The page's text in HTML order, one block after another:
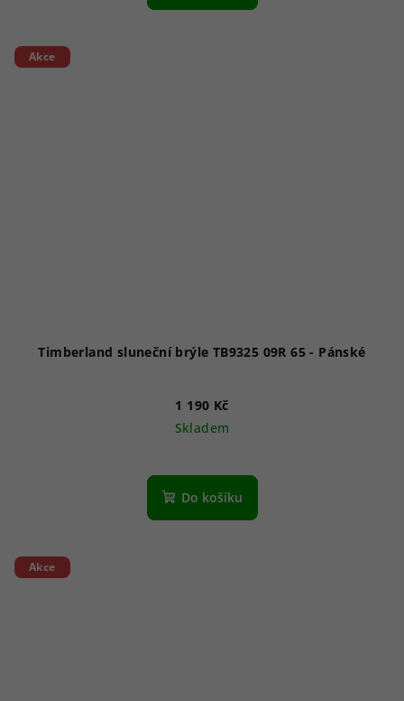
Akce
Timberland sluneční brýle TB9325 09R 65 - Pánské
1 190 Kč
Skladem
Do košíku
Akce